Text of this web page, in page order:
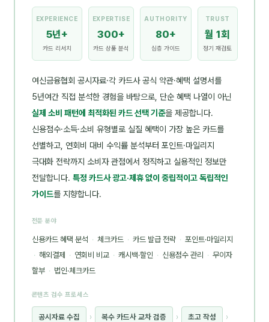
EXPERIENCE
5년+
카드 리서치
EXPERTISE
300+
카드 상품 분석
AUTHORITY
80+
심층 가이드
TRUST
월 1회
정기 재검토
여신금융협회 공시자료·각 카드사 공식 약관·혜택 설명서를
5년여간 직접 분석한 경험을 바탕으로, 단순 혜택 나열이 아닌
실제 소비 패턴에 최적화된 카드 선택 기준을 제공합니다.
신용점수·소득·소비 유형별로 실질 혜택이 가장 높은 카드를
선별하고, 연회비 대비 수익률 분석부터 포인트·마일리지
극대화 전략까지 소비자 관점에서 정직하고 실용적인 정보만
전달합니다. 특정 카드사 광고·제휴 없이 중립적이고 독립적인
가이드를 지향합니다.
전문 분야
신용카드 혜택 분석 · 체크카드 · 카드 발급 전략 · 포인트·마일리지
· 해외결제 · 연회비 비교 · 캐시백·할인 · 신용점수 관리 · 무이자
할부 · 법인·체크카드
콘텐츠 검수 프로세스
공시자료 수집 › 복수 카드사 교차 검증 › 초고 작성 ›